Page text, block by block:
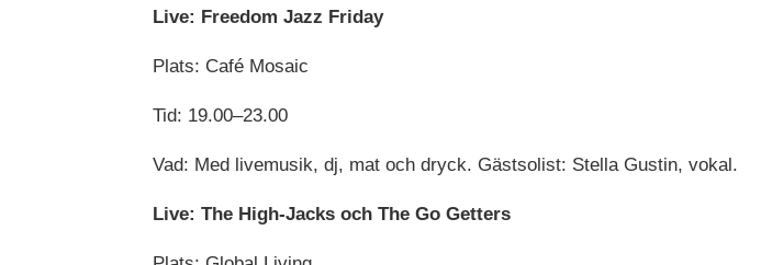
Live: Freedom Jazz Friday
Plats: Café Mosaic
Tid: 19.00–23.00
Vad: Med livemusik, dj, mat och dryck. Gästsolist: Stella Gustin, vokal.
Live: The High-Jacks och The Go Getters